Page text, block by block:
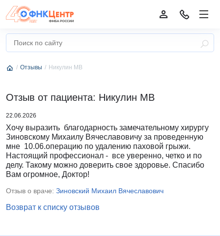
Отзывы Никулин МВ
Отзыв от пациента: Никулин МВ
22.06.2026
Хочу выразить благодарность замечательному хирургу
Зиновскому Михаилу Вячеславовичу за проведенную
мне 10.06.операцию по удалению паховой грыжи.
Настоящий профессионал - все уверенно, четко и по
делу. Такому можно доверить свое здоровье. Спасибо
Вам огромное, Доктор!
Отзыв о враче: Зиновский Михаил Вячеславович
Возврат к списку отзывов